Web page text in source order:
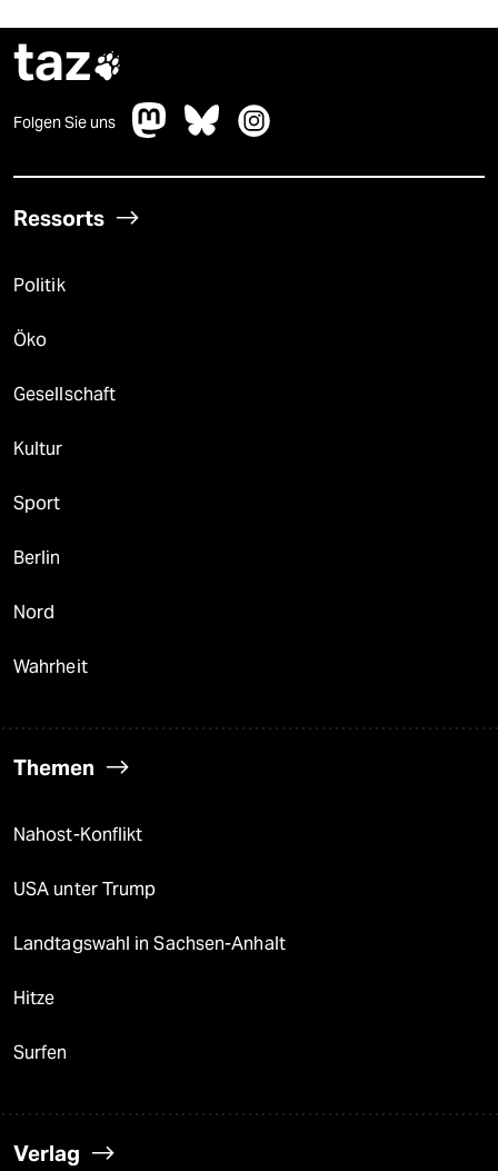
taz
Folgen Sie uns
Ressorts
Politik
Öko
Gesellschaft
Kultur
Sport
Berlin
Nord
Wahrheit
Themen
Nahost-Konflikt
USA unter Trump
Landtagswahl in Sachsen-Anhalt
Hitze
Surfen
Verlag